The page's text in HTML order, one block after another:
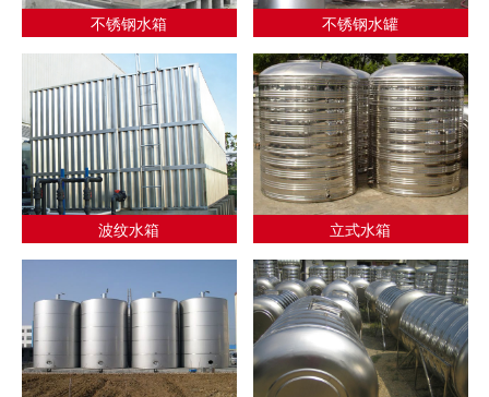
不锈钢水箱 不锈钢水罐
波纹水箱 立式水箱